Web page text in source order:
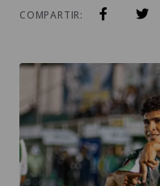
COMPARTIR: